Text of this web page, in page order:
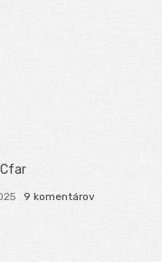
9 komentárov